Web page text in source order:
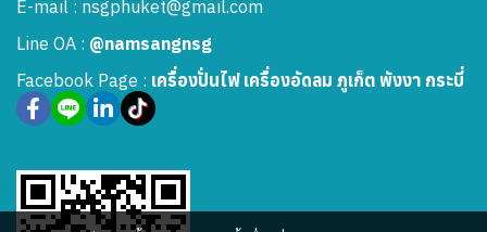
E-mail : nsgphuket@gmail.com
Line OA : @namsangnsg
Facebook Page : เครื่องปั่นไฟ เครื่องอัดลม ภูเก็ต พังงา กระบี่